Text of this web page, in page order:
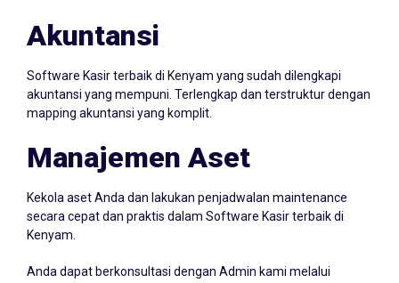
Akuntansi
akuntansi yang mempuni. Terlengkap dan terstruktur dengan
mapping akuntansi yang komplit.
Manajemen Aset
secara cepat dan praktis dalam Software Kasir terbaik di
Kenyam.
Whatsapp087705022099 atau klik icon Whatsapp di samping